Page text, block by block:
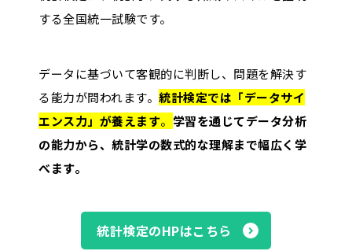
する全国統一試験です。
データに基づいて客観的に判断し、問題を解決す
る能力が問われます。 統計検定では「データサイ
エンス力」が養えます。 学習を通じてデータ分析
の能力から、統計学の数式的な理解まで幅広く学
べます。
統計検定のHPはこちら